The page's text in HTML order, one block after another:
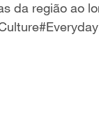
da região ao